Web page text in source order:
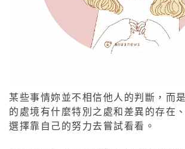
某些事情妳並不相信他人的判斷，而
的處境有什麼特別之處和差異的存在
選擇靠自己的努力去嘗試看看。